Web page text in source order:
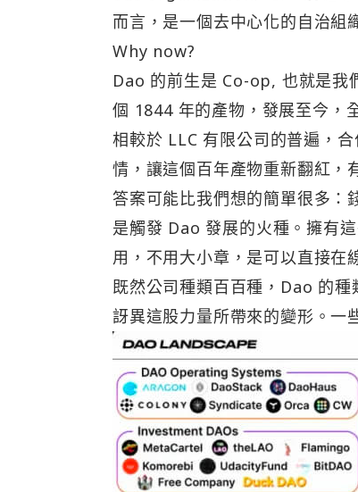
而言，是一個去中心化的自治組
Why now?
Dao 的前生是 Co-op, 也就是我
個 1844 年的產物，發展至今，
相較於 LLC 有限公司的普遍，
情，讓這個百年產物重新翻紅，
答案可能比我們想的簡單很多
是觸發 Dao 發展的火種。擁有
用，不用大小章，是可以直接在
既然公司種類百百種，Dao 的
訝異這股力量所帶來的變形。一